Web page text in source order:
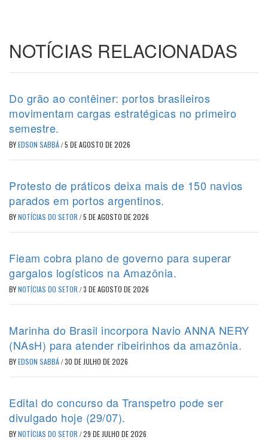
NOTÍCIAS RELACIONADAS
Do grão ao contêiner: portos brasileiros
movimentam cargas estratégicas no primeiro
semestre.
BYEDSON SABBÁ/5 DE AGOSTO DE 2026
Protesto de práticos deixa mais de 150 navios
parados em portos argentinos.
BYNOTÍCIAS DO SETOR /5 DE AGOSTO DE 2026
Fieam cobra plano de governo para superar
gargalos logísticos na Amazônia.
BYNOTÍCIAS DO SETOR /3 DE AGOSTO DE 2026
Marinha do Brasil incorpora Navio ANNA NERY
(NAsH) para atender ribeirinhos da amazônia.
BYEDSON SABBÁ/30 DE JULHO DE 2026
Edital do concurso da Transpetro pode ser
divulgado hoje (29/07).
BYNOTÍCIAS DO SETOR /29 DE JULHO DE 2026